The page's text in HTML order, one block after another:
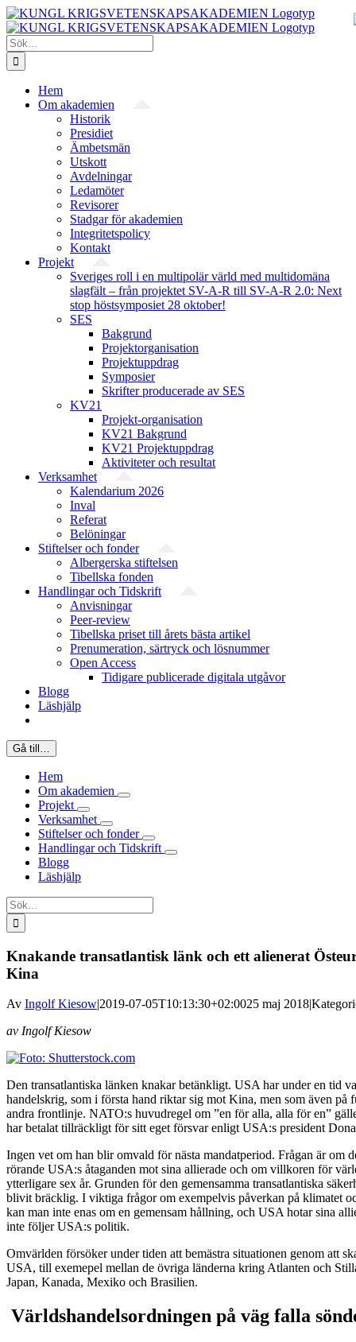
Fortsätt
till
innehållet
Sök
efter:
Hem
Om akademien
Historik
Presidiet
Ämbetsmän
Utskott
Avdelningar
Ledamöter
Revisorer
Stadgar för akademien
Integritetspolicy
Kontakt
Projekt
Sveriges roll i en multipolär värld med multidomäna
slagfält – från projektet SV-A-R till SV-A-R 2.0: Next
stop höstsymposiet 28 oktober!
SES
Bakgrund
Projekt­organisation
Projektuppdrag
Symposier
Skrifter producerade av SES
KV21
Projekt-organisation
KV21 Bakgrund
KV21 Projektuppdrag
Aktiviteter och resultat
Verksamhet
Kalendarium 2026
Inval
Referat
Belöningar
Stiftelser och fonder
Albergerska stiftelsen
Tibellska fonden
Handlingar och Tidskrift
Anvisningar
Peer-review
Tibellska priset till årets bästa artikel
Prenumeration, särtryck och lösnummer
Open Access
Tidigare publicerade digitala utgåvor
Blogg
Läshjälp
Gå till…
Hem
Om akademien
Projekt
Verksamhet
Stiftelser och fonder
Handlingar och Tidskrift
Blogg
Läshjälp
Sök
efter:
Knakande transatlantisk länk och ett alienerat
Kina
Av Ingolf Kiesow|2019-07-05T10:13:30+02:0025 maj 2018|
av Ingolf Kiesow
Den transatlantiska länken knakar betänkligt. USA har under en tid
handelskrig, som i första hand riktar sig mot Kina, men som även på
andra frontlinje. NATO:s huvudregel om ”en för alla, alla för en”
har betalat tillräckligt för sitt eget försvar enligt USA:s president
Ingen vet om han blir omvald för nästa mandatperiod. Frågan är om
rörande USA:s åtaganden mot sina allierade och om villkoren för
ytterligare sex år. Grunden för den gemensamma transatlantiska
blivit bräcklig. I viktiga frågor om exempelvis påverkan på klimatet
kan man inte enas om en gemensam hållning, och USA hotar sina
inte följer USA:s politik.
Omvärlden försöker under tiden att bemästra situationen genom att
USA, till exemepel mellan de övriga länderna kring Atlanten och
Japan, Kanada, Mexiko och Brasilien.
Världshandelsordningen på väg falla